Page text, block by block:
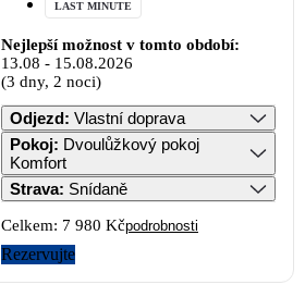
LAST MINUTE
Nejlepší možnost v tomto období:
13.08 - 15.08.2026
(3 dny, 2 noci)
Odjezd: Vlastní doprava
Pokoj: Dvoulůžkový pokoj
Komfort
Strava: Snídaně
Celkem: 7 980 Kčpodrobnosti
Rezervujte